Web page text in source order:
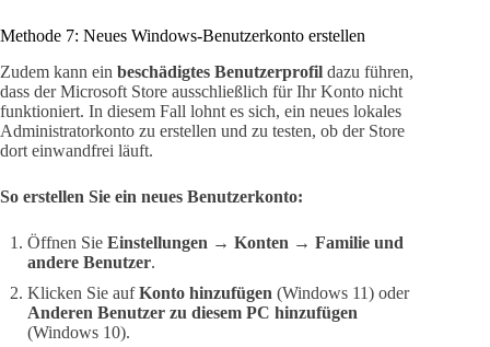
Methode 7: Neues Windows-Benutzerkonto erstellen
Zudem kann ein beschädigtes Benutzerprofil dazu führen,
dass der Microsoft Store ausschließlich für Ihr Konto nicht
funktioniert. In diesem Fall lohnt es sich, ein neues lokales
Administratorkonto zu erstellen und zu testen, ob der Store
dort einwandfrei läuft.
So erstellen Sie ein neues Benutzerkonto:
Öffnen Sie Einstellungen → Konten → Familie und
andere Benutzer.
Klicken Sie aufKonto hinzufügen (Windows 11) oder
Anderen Benutzer zu diesem PC hinzufügen
(Windows 10).